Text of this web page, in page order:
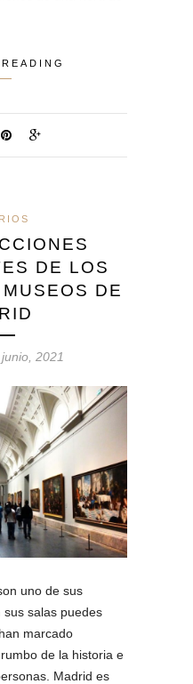
DE LOS
DE
2021
uno de sus
sus salas puedes
marcado
de la historia e
Madrid es